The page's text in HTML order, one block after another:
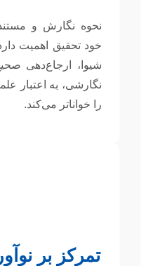
نحوه نگارش و
خود تحقیق اهمیت
شیوا، ارجاع‌دهی
نگارشی، به اعتبار
را خواناتر می‌کند.
تمرکز بر